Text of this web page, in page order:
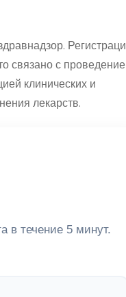
связано с
клинических и
лекарств.
в течение 5 минут.